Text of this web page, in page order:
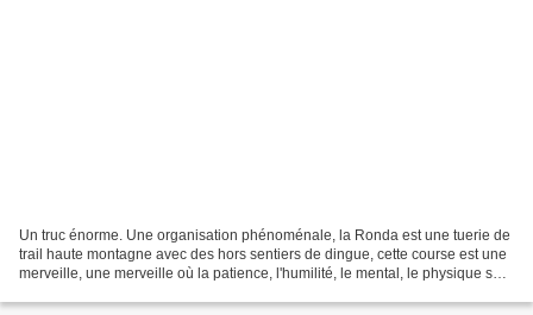
Un truc énorme. Une organisation phénoménale, la Ronda est une tuerie de
trail haute montagne avec des hors sentiers de dingue, cette course est une
merveille, une merveille où la patience, l'humilité, le mental, le physique sont